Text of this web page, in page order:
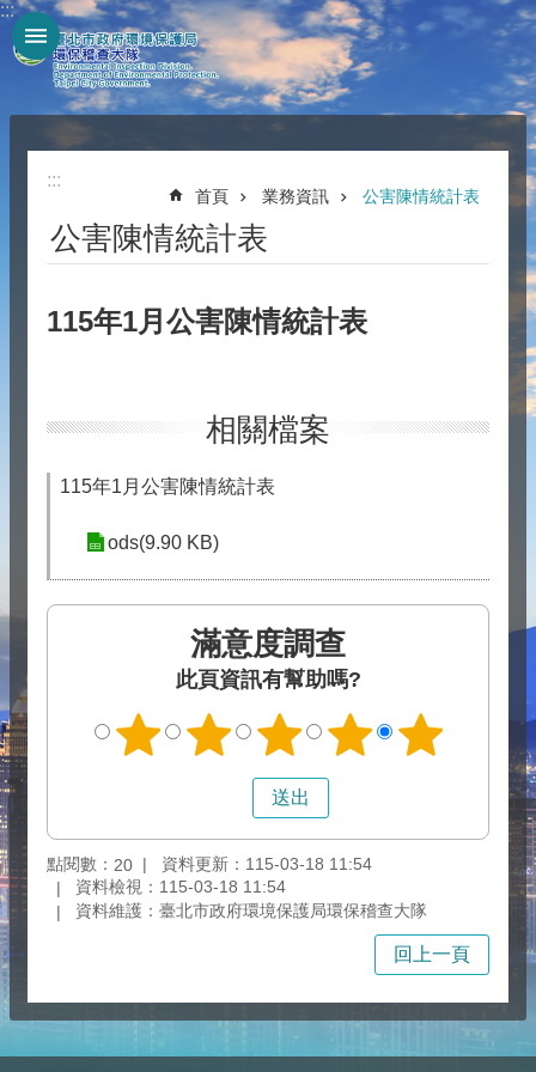
跳到主要內容區塊
:::
:::
首頁 業務資訊 公害陳情統計表
公害陳情統計表
115年1月公害陳情統計表
相關檔案
115年1月公害陳情統計表
ods(9.90 KB)
滿意度調查
此頁資訊有幫助嗎?
點閱數： 20
資料更新：115-03-18 11:54
資料檢視：115-03-18 11:54
資料維護：臺北市政府環境保護局環保稽查大隊
回上一頁